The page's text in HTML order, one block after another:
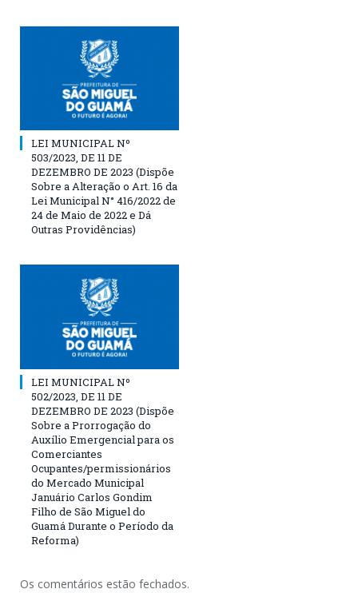
LEI MUNICIPAL Nº
503/2023, DE 11 DE
DEZEMBRO DE 2023 (Dispõe
Sobre a Alteração o Art. 16 da
Lei Municipal N° 416/2022 de
24 de Maio de 2022 e Dá
Outras Providências)
LEI MUNICIPAL Nº
502/2023, DE 11 DE
DEZEMBRO DE 2023 (Dispõe
Sobre a Prorrogação do
Auxílio Emergencial para os
Comerciantes
Ocupantes/permissionários
do Mercado Municipal
Januário Carlos Gondim
Filho de São Miguel do
Guamá Durante o Período da
Reforma)
Os comentários estão fechados.